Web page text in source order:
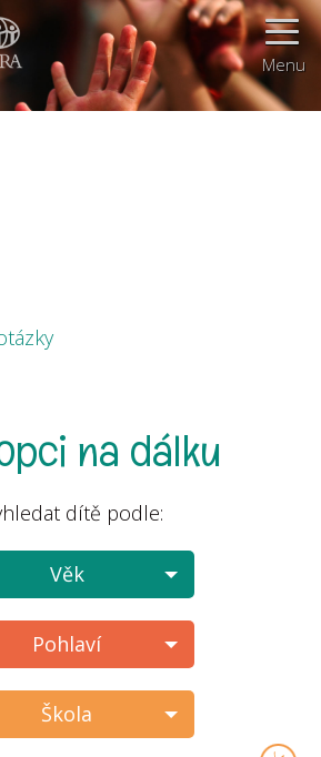
Menu
na dálku
dítě podle:
Věk
Pohlaví
Škola